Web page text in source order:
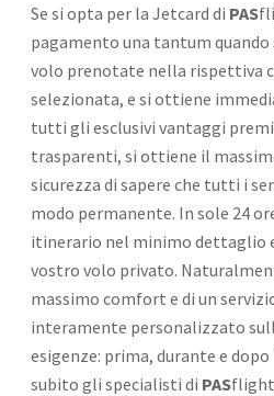
Se si opta per la Jetcard di PAS
pagamento una tantum quando
volo prenotate nella rispettiva
selezionata, e si ottiene
tutti gli esclusivi vantaggi
trasparenti, si ottiene il
sicurezza di sapere che tutti i
modo permanente. In sole 24
itinerario nel minimo dettaglio
vostro volo privato.
massimo comfort e di un
interamente personalizzato
esigenze: prima, durante e
subito gli specialisti di PAS